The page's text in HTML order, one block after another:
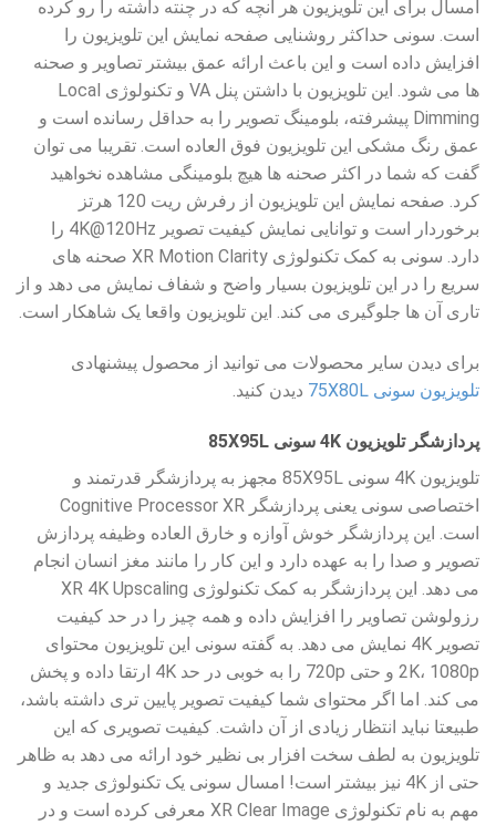
امسال برای این تلویزیون هر آنچه که در چنته‌ داشته را رو کرده
است. سونی حداکثر روشنایی صفحه نمایش این تلویزیون را
افزایش داده است و این باعث ارائه عمق بیشتر تصاویر و صحنه
ها می شود. این تلویزیون با داشتن پنل VA و تکنولوژی Local
Dimming پیشرفته، بلومینگ تصویر را به حداقل رسانده است و
عمق رنگ مشکی این تلویزیون فوق العاده است. تقریبا می توان
گفت که شما در اکثر صحنه ها هیچ بلومینگی مشاهده نخواهید
کرد. صفحه نمایش این تلویزیون از رفرش ریت 120 هرتز
برخوردار است و توانایی نمایش کیفیت تصویر 4K@120Hz را
دارد. سونی به کمک تکنولوژی XR Motion Clarity صحنه های
سریع را در این تلویزیون بسیار واضح و شفاف نمایش می دهد و از
تاری آن ها جلوگیری می کند. این تلویزیون واقعا یک شاهکار است.
برای دیدن سایر محصولات می توانید از محصول پیشنهادی
تلویزیون سونی 75X80L
دیدن کنید.
پردازشگر تلویزیون 4K سونی 85X95L
تلویزیون 4K سونی 85X95L مجهز به پردازشگر قدرتمند و
اختصاصی سونی یعنی پردازشگر Cognitive Processor XR
است. این پردازشگر خوش آوازه و خارق العاده وظیفه پردازش
تصویر و صدا را به عهده دارد و این کار را مانند مغز انسان انجام
می دهد. این پردازشگر به کمک تکنولوژی XR 4K Upscaling
رزولوشن تصاویر را افزایش داده و همه چیز را در حد کیفیت
تصویر 4K نمایش می دهد. به گفته سونی این تلویزیون محتوای
2K، 1080p و حتی 720p را به خوبی در حد 4K ارتقا داده و پخش
می کند. اما اگر محتوای شما کیفیت تصویر پایین تری داشته باشد،
طبیعتا نباید انتظار زیادی از آن داشت. کیفیت تصویری که این
تلویزیون به لطف سخت افزار بی نظیر خود ارائه می دهد به ظاهر
حتی از 4K نیز بیشتر است! امسال سونی یک تکنولوژی جدید و
مهم به نام تکنولوژی XR Clear Image معرفی کرده است و در